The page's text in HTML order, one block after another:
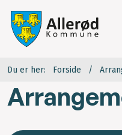
Du er her: Forside